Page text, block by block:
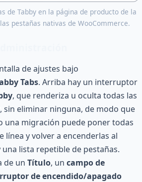
de Tabby en la página de producto de la
pestañas nativas de WooCommerce.
de ajustes bajo
Tabs. Arriba hay un interruptor
, que renderiza u oculta todas las
sin eliminar ninguna, de modo que
una migración puede poner todas
línea y volver a encenderlas al
lista repetible de pestañas.
de un Título, un campo de
de encendido/apagado